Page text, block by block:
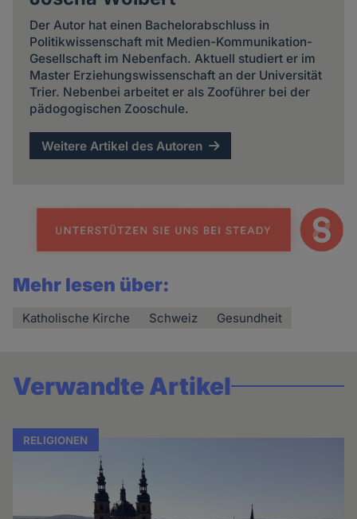
Der Autor hat einen Bachelorabschluss in
Politikwissenschaft mit Medien-Kommunikation-
Gesellschaft im Nebenfach. Aktuell studiert er im
Master Erziehungswissenschaft an der Universität
Trier. Nebenbei arbeitet er als Zooführer bei der
pädogogischen Zooschule.
Weitere Artikel des Autoren
Mehr lesen über:
Katholische Kirche Schweiz Gesundheit
Verwandte Artikel
RELIGIONEN